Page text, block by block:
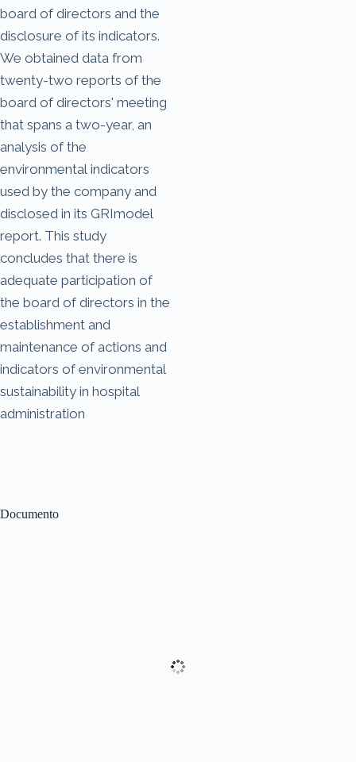
Documento
board of directors and the
disclosure of its indicators.
We obtained data from
twenty-two reports of the
board of directors' meeting
that spans a two-year, an
analysis of the
environmental indicators
used by the company and
disclosed in its GRImodel
report. This study
concludes that there is
adequate participation of
the board of directors in the
establishment and
maintenance of actions and
indicators of environmental
sustainability in hospital
administration